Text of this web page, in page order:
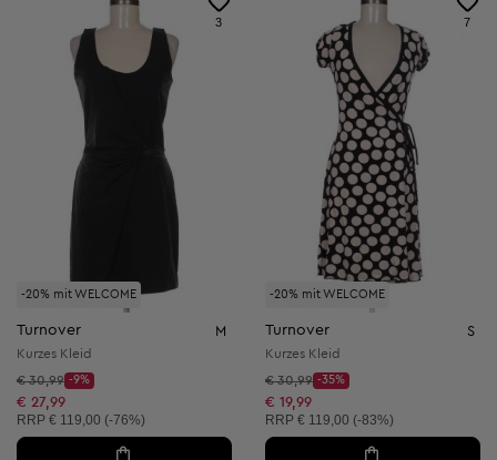
-20% mit WELCOME
3
Turnover M
Kurzes Kleid
Startpreis:
€ 30,99
Discount Price:
-9%
Reduzierter Preis:
€ 27,99
Unverbindliche Preisempfehlung:
RRP € 119,00 (-76%)
-20% mit WELCOME
7
Turnover S
Kurzes Kleid
Startpreis:
€ 30,99
Discount Price:
-35%
Reduzierter Preis:
€ 19,99
Unverbindliche Preisempfehlung:
RRP € 119,00 (-83%)